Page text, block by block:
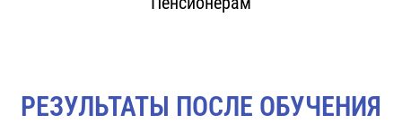
РЕЗУЛЬТАТЫ ПОСЛЕ ОБУЧЕНИЯ